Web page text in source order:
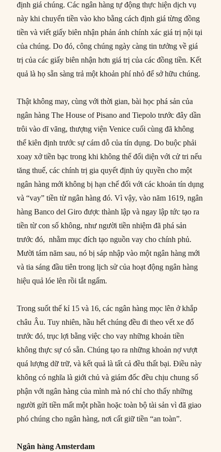
định giá chúng. Các ngân hàng tự động thực hiện dịch vụ
này khi chuyển tiền vào kho bằng cách định giá từng đồng
tiền và viết giấy biên nhận phản ánh chính xác giá trị nội tại
của chúng. Do đó, công chúng ngày càng tin tưởng về giá
trị của các giấy biên nhận hơn giá trị của các đồng tiền. Kết
quả là họ sẵn sàng trả một khoản phí nhỏ để sở hữu chúng.
Thật không may, cùng với thời gian, bài học phá sản của
ngân hàng The House of Pisano and Tiepolo trước đây dần
trôi vào dĩ vãng, thượng viện Venice cuối cùng đã không
thể kiên định trước sự cám dỗ của tín dụng. Do buộc phải
xoay xở tiền bạc trong khi không thể đối diện với cử tri nếu
tăng thuế, các chính trị gia quyết định ủy quyền cho một
ngân hàng mới không bị hạn chế đối với các khoản tín dụng
và “vay” tiền từ ngân hàng đó. Vì vậy, vào năm 1619, ngân
hàng Banco del Giro được thành lập và ngay lập tức tạo ra
tiền từ con số không, như người tiền nhiệm đã phá sản
trước đó, nhằm mục đích tạo nguồn vay cho chính phủ.
Mười tám năm sau, nó bị sáp nhập vào một ngân hàng mới
và tia sáng đầu tiên trong lịch sử của hoạt động ngân hàng
hiệu quả lóe lên rồi tắt ngấm.
Trong suốt thế kỉ 15 và 16, các ngân hàng mọc lên ở khắp
châu Âu. Tuy nhiên, hầu hết chúng đều đi theo vết xe đổ
trước đó, trục lợi bằng việc cho vay những khoản tiền
không thực sự có sẵn. Chúng tạo ra những khoản nợ vượt
quá lượng dữ trữ, và kết quả là tất cả đều thất bại. Điều này
không có nghĩa là giới chủ và giám đốc đều chịu chung số
phận với ngân hàng của mình mà nó chỉ cho thấy những
người gửi tiền mất một phần hoặc toàn bộ tài sản vì đã giao
phó chúng cho ngân hàng, nơi cất giữ tiền “an toàn”.
Ngân hàng Amsterdam